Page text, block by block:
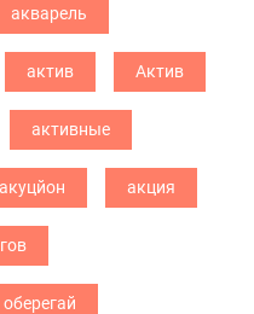
акварель
актив Актив
активные
акуцйон акция